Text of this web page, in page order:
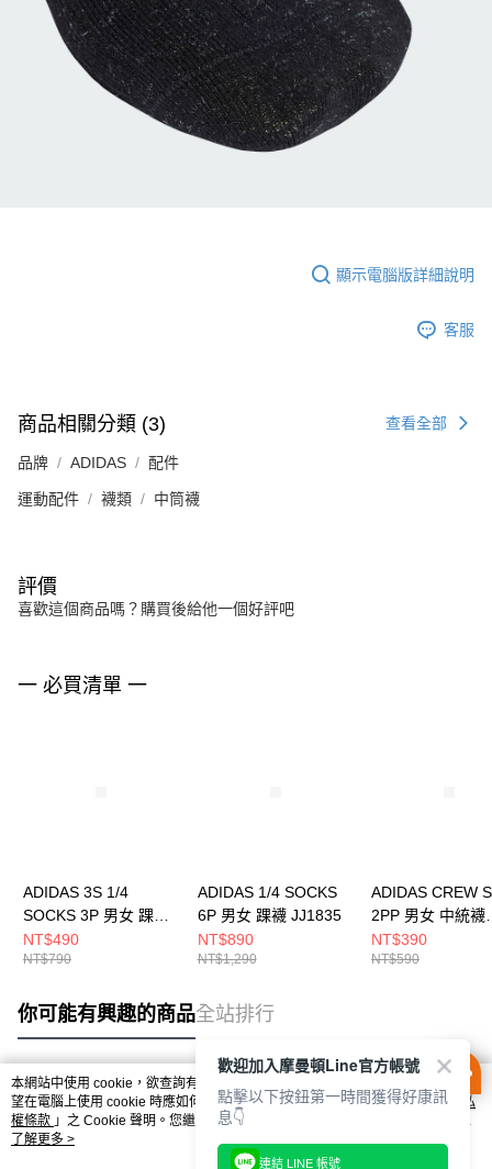
顯示電腦版詳細說明
客服
商品相關分類 (3) 查看全部
品牌 ADIDAS 配件
運動配件 襪類 中筒襪
評價
喜歡這個商品嗎？購買後給他一個好評吧
一 必買清單 一
ADIDAS 3S 1/4
SOCKS 3P 男女 踝襪
JV7426
NT$490
NT$790
ADIDAS 1/4 SOCKS
6P 男女 踝襪 JJ1835
NT$890
NT$1,290
ADIDAS CREW
2PP 男女 中統襪
JJ1838
NT$390
NT$590
你可能有興趣的商品全站排行
熱門標籤
本網站中使用 cookie，欲查詢有關本網站使用 cookie 方式之詳情，及若您不希
望在電腦上使用 cookie 時應如何變更電腦的 cookie 設定，請參閱本網站「
隱私
權條款 」之 Cookie 聲明。您繼續使用本網站即表示您同意本公司得按本網站使
用條款之 Cookie 聲明使用 cookie。
了解更多 >
歡迎加入摩曼頓Line官方帳號
點擊以下按鈕第一時間獲得好康訊
息👇
連結 LINE 帳號